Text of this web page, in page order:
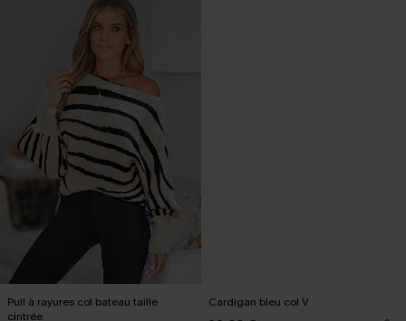
Pull à rayures col bateau taille
cintrée
Cardigan bleu col V